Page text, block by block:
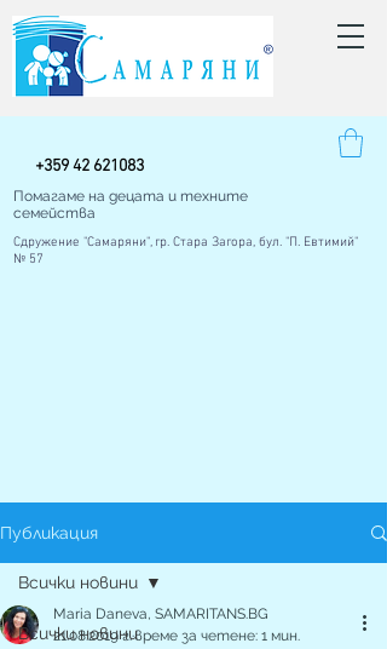
Помагаме на децата и техните
семейства
Сдружение "Самаряни", гр. Стара Загора, бул. "П. Евтимий"
№ 57
+359 42 621083
Публикация
Всички новини
Всички новини
Maria Daneva, SAMARITANS.BG
21.08.2019 г.време за четене: 1 мин.